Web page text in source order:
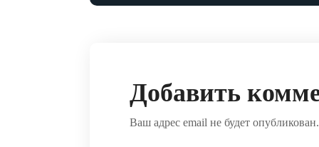
Добавить
Ваш адрес email не будет опубликован.